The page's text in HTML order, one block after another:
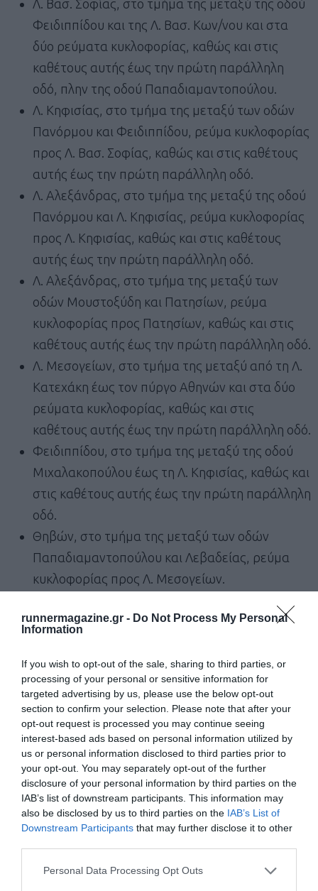
runnermagazine.gr - Do Not Process My Personal
Information
If you wish to opt-out of the sale, sharing to third parties, or
processing of your personal or sensitive information for
targeted advertising by us, please use the below opt-out
section to confirm your selection. Please note that after your
opt-out request is processed you may continue seeing
interest-based ads based on personal information utilized by
us or personal information disclosed to third parties prior to
your opt-out. You may separately opt-out of the further
disclosure of your personal information by third parties on the
IAB’s list of downstream participants. This information may
also be disclosed by us to third parties on the IAB’s List of
Downstream Participants that may further disclose it to other
Personal Data Processing Opt Outs
Λ. Βασ. Σοφίας, στο τμήμα της μεταξύ της οδού
Φειδιππίδου και της Λ. Βασ. Κων/νου και στα
δύο ρεύματα κυκλοφορίας, καθώς και στις
καθέτους αυτής έως την πρώτη παράλληλη
οδό, πλην της οδού Παπαδιαμαντοπούλου.
Λ. Κηφισίας, στο τμήμα της μεταξύ των οδών
Πανόρμου και Φειδιππίδου, ρεύμα κυκλοφορίας
προς Λ. Βασ. Σοφίας, καθώς και στις καθέτους
αυτής έως την πρώτη παράλληλη οδό.
Λ. Αλεξάνδρας, στο τμήμα της μεταξύ της οδού
Πανόρμου και Λ. Κηφισίας, ρεύμα κυκλοφορίας
προς Λ. Κηφισίας, καθώς και στις καθέτους
αυτής έως την πρώτη παράλληλη οδό.
Λ. Αλεξάνδρας, στο τμήμα της μεταξύ των
οδών Μουστοξύδη και Πατησίων, ρεύμα
κυκλοφορίας προς Πατησίων, καθώς και στις
καθέτους αυτής έως την πρώτη παράλληλη οδό.
Λ. Μεσογείων, στο τμήμα της μεταξύ από τη Λ.
Κατεχάκη έως τον πύργο Αθηνών και στα δύο
ρεύματα κυκλοφορίας, καθώς και στις
καθέτους αυτής έως την πρώτη παράλληλη οδό.
Φειδιππίδου, στο τμήμα της μεταξύ της οδού
Μιχαλακοπούλου έως τη Λ. Κηφισίας, καθώς και
στις καθέτους αυτής έως την πρώτη παράλληλη
οδό.
Θηβών, στο τμήμα της μεταξύ των οδών
Παπαδιαμαντοπούλου και Λεβαδείας, ρεύμα
κυκλοφορίας προς Λ. Μεσογείων.
οδού Ιλισίων έως τη Λ. Μεσογείων, ρεύμα
Απαγόρευση της κάθετης διέλευσης των οχημάτων από την
Ημιμαραθώνια διαδρομή, κατά τις ώρες που θα ισχύσει
απαγόρευση της κυκλοφορίας, εκτός των παρακάτω
ελεγχόμενων κόμβων:
Πατησίων – 28ης Οκτωβρίου – Αγ. Μελετίου.
Λ. Βασ. Σοφίας – Ηρώδου Αττικού (μόνο για τα
οχήματα της Πυροσβεστικής Υπηρεσίας).